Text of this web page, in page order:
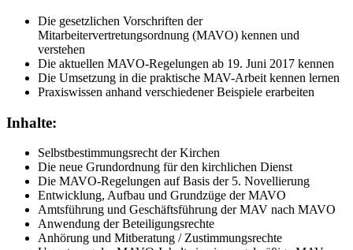
Die gesetzlichen Vorschriften der
Mitarbeitervertretungsordnung (MAVO) kennen und
verstehen
Die aktuellen MAVO-Regelungen ab 19. Juni 2017 kennen
Die Umsetzung in die praktische MAV-Arbeit kennen lernen
Praxiswissen anhand verschiedener Beispiele erarbeiten
Inhalte:
Selbstbestimmungsrecht der Kirchen
Die neue Grundordnung für den kirchlichen Dienst
Die MAVO-Regelungen auf Basis der 5. Novellierung
Entwicklung, Aufbau und Grundzüge der MAVO
Amtsführung und Geschäftsführung der MAV nach MAVO
Anwendung der Beteiligungsrechte
Anhörung und Mitberatung / Zustimmungsrechte